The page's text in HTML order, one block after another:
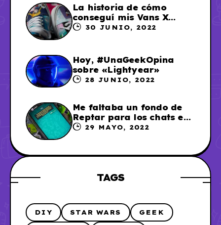
La historia de cómo
conseguí mis Vans X
Sailor Moon
30 JUNIO, 2022
Hoy, #UnaGeekOpina
sobre «Lightyear»
28 JUNIO, 2022
Me faltaba un fondo de
Reptar para los chats en
WhatsApp, así que me lo
29 MAYO, 2022
TAGS
DIY STAR WARS GEEK